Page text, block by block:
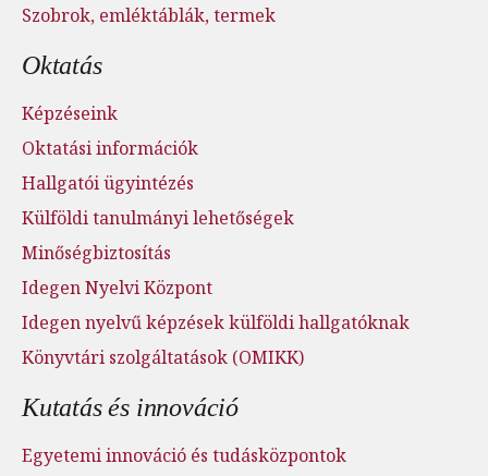
Szobrok, emléktáblák, termek
Oktatás
Képzéseink
Oktatási információk
Hallgatói ügyintézés
Külföldi tanulmányi lehetőségek
Minőségbiztosítás
Idegen Nyelvi Központ
Idegen nyelvű képzések külföldi hallgatóknak
Könyvtári szolgáltatások (OMIKK)
Kutatás és innováció
Egyetemi innováció és tudásközpontok